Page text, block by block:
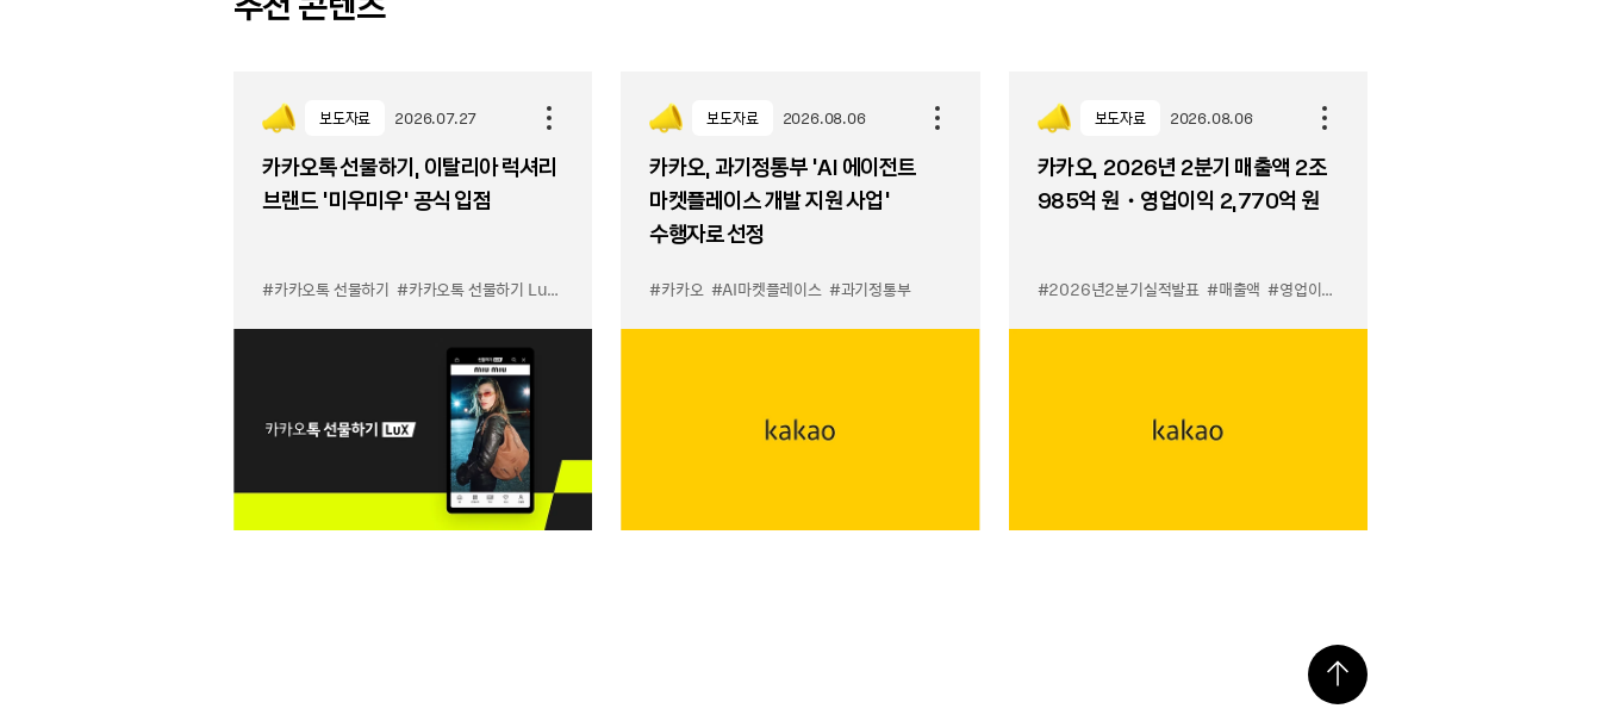
보도자료 2026.07.27
카카오톡 선물하기, 이탈리아 럭셔리
브랜드 '미우미우' 공식 입점
#카카오톡 선물하기 #카카오톡 선물하기 LuX 미우미우 입점 #선물하기 LuX #선물하기 미우미우 입점
보도자료 2026.08.06
카카오, 과기정통부 ‘AI 에이전트
마켓플레이스 개발 지원 사업’
수행자로 선정
#카카오 #AI마켓플레이스 #과기정통부
보도자료 2026.08.06
카카오, 2026년 2분기 매출액 2조
985억 원・영업이익 2,770억 원
#2026년2분기실적발표 #매출액 #영업이익